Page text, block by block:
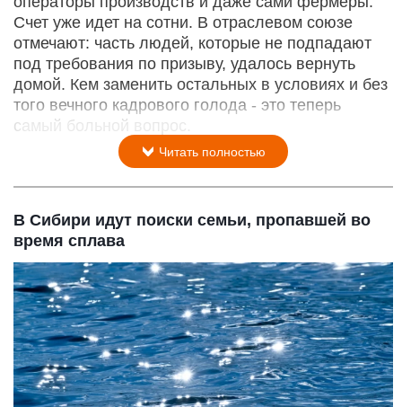
Счет уже идет на сотни. В отраслевом союзе
отмечают: часть людей, которые не подпадают
под требования по призыву, удалось вернуть
домой. Кем заменить остальных в условиях и без
того вечного кадрового голода - это теперь
самый больной вопрос.
Читать полностью
В Сибири идут поиски семьи, пропавшей во
время сплава